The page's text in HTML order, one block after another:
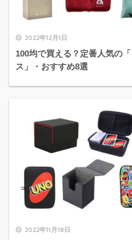
2022年12月1日
100均で買える？定番人気の
ス」・おすすめ8選
2022年11月18日